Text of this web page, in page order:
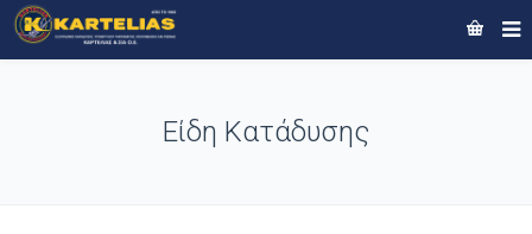
Είδη Κατάδυσης